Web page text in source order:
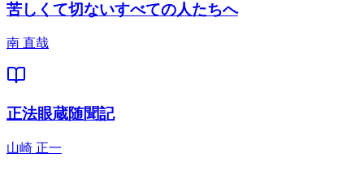
苦しくて切ないすべての人たちへ
南 直哉
正法眼蔵随聞記
山崎 正一